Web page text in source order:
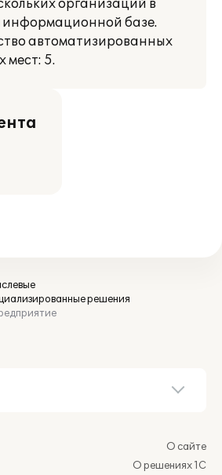
организаций в
базе.
автоматизированных
мест: 5.
решения
О сайте
О решениях 1С